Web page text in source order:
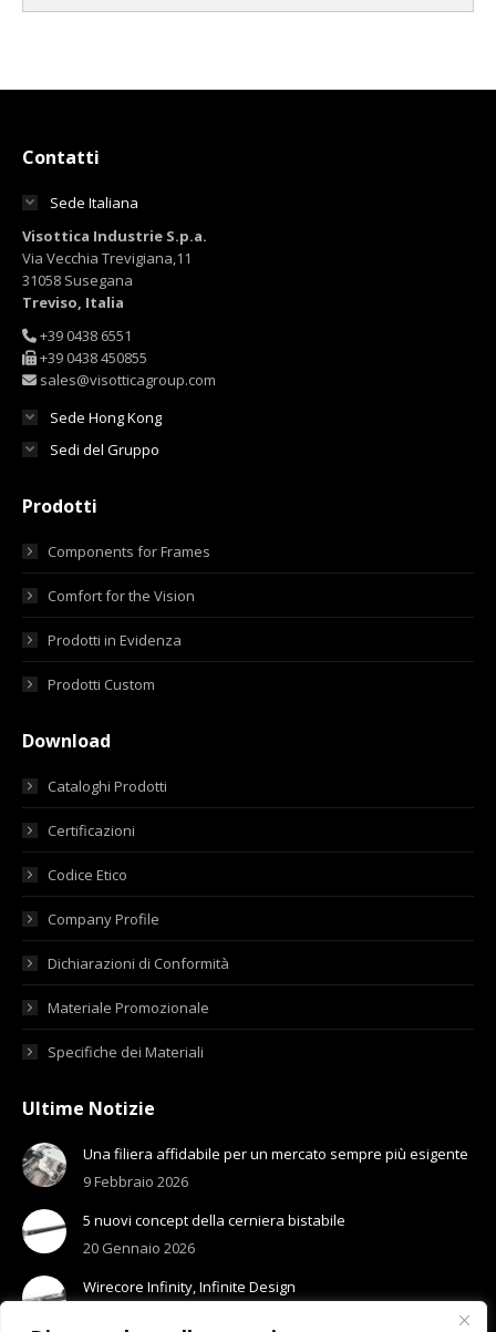
Contatti
Sede Italiana
Visottica Industrie S.p.a.
Via Vecchia Trevigiana,11
31058 Susegana
Treviso, Italia
+39 0438 6551
+39 0438 450855
sales@visotticagroup.com
Sede Hong Kong
Sedi del Gruppo
Prodotti
Components for Frames
Comfort for the Vision
Prodotti in Evidenza
Prodotti Custom
Download
Cataloghi Prodotti
Certificazioni
Codice Etico
Company Profile
Dichiarazioni di Conformità
Materiale Promozionale
Specifiche dei Materiali
Ultime Notizie
Una filiera affidabile per un mercato sempre più esigente
9 Febbraio 2026
5 nuovi concept della cerniera bistabile
20 Gennaio 2026
Wirecore Infinity, Infinite Design